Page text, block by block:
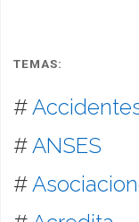
TEMAS:
#
#ANSES
#